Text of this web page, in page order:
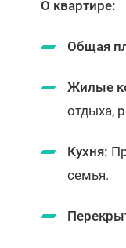
О квартире:
Общая
Жилые
отдыха,
Кухня:
семья.